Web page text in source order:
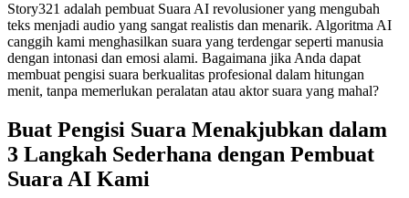
Story321 adalah pembuat Suara AI revolusioner yang mengubah
teks menjadi audio yang sangat realistis dan menarik. Algoritma AI
canggih kami menghasilkan suara yang terdengar seperti manusia
dengan intonasi dan emosi alami. Bagaimana jika Anda dapat
membuat pengisi suara berkualitas profesional dalam hitungan
menit, tanpa memerlukan peralatan atau aktor suara yang mahal?
Buat Pengisi Suara Menakjubkan dalam
3 Langkah Sederhana dengan Pembuat
Suara AI Kami